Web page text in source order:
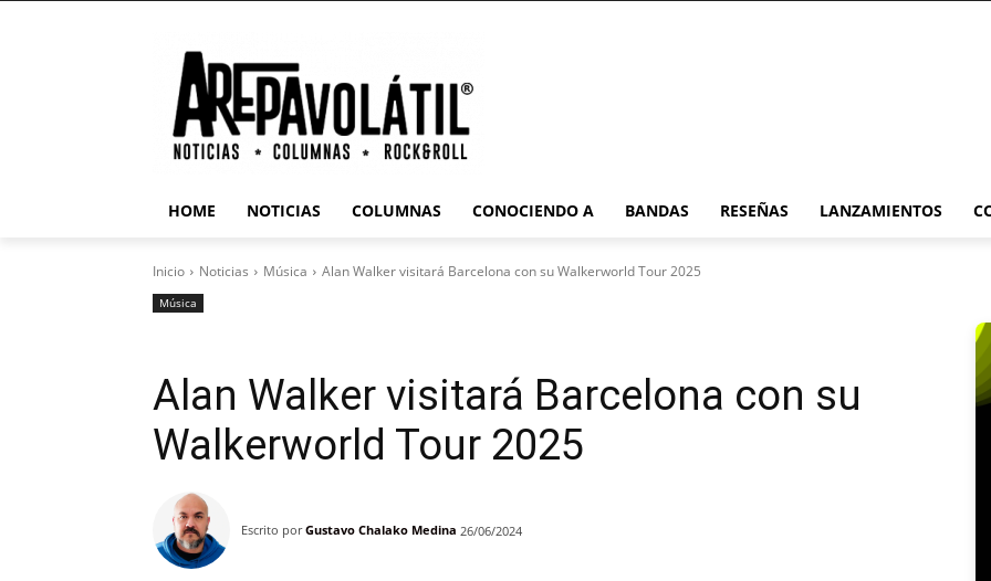
HOME NOTICIAS COLUMNAS CONOCIENDO A BANDAS RESEÑAS LANZAMIENTOS
Inicio Noticias Música Alan Walker visitará Barcelona con su Walkerworld Tour 2025
Música
Alan Walker visitará Barcelona con su
Walkerworld Tour 2025
Escrito por Gustavo Chalako Medina 26/06/2024